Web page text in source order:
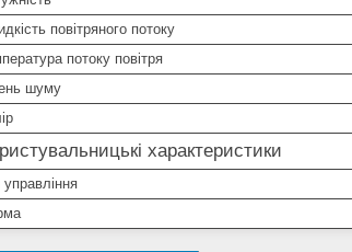
повітряного потоку
потоку повітря
шуму
характеристики
управління